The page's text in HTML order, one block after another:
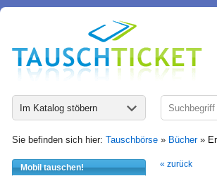
Im Katalog stöbern
Sie befinden sich hier: Tauschbörse » Bücher»
Mobil tauschen!
« zurück